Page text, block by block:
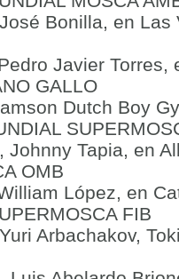
Bonilla, en Las
Javier Torres,
GALLO
Dutch Boy
Tapia, en
OMB
López, en
FIB
Arbachakov,